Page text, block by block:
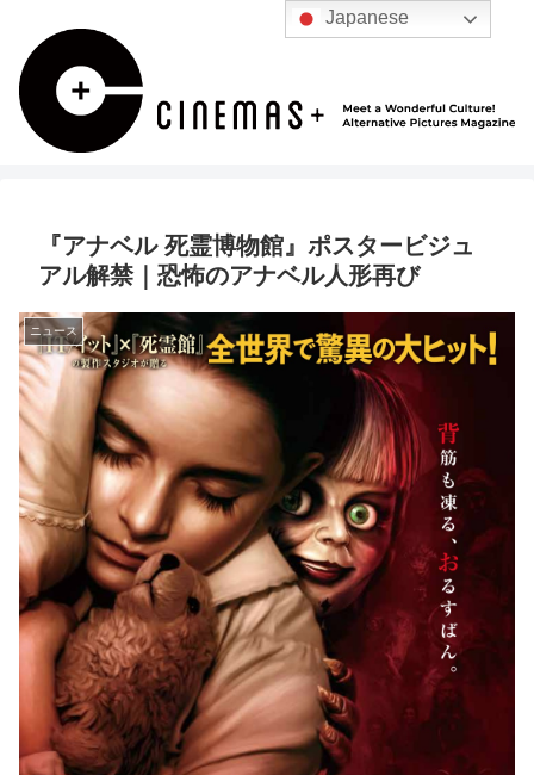
『アナベル 死霊博物館』ポスタービジュ
アル解禁｜恐怖のアナベル人形再び
ニュース
Japanese